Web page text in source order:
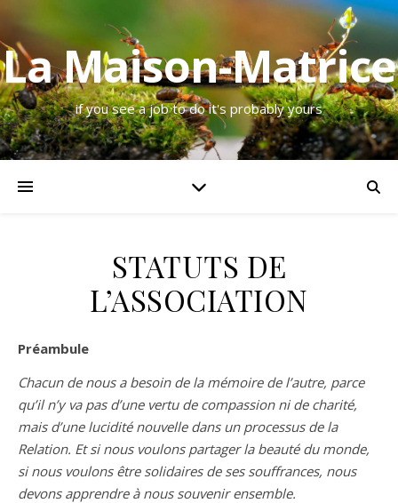
La Maison-Matrice
if you see a job to do it's probably yours
STATUTS DE
L’ASSOCIATION
Préambule
Chacun de nous a besoin de la mémoire de l’autre, parce
qu’il n’y va pas d’une vertu de compassion ni de charité,
mais d’une lucidité nouvelle dans un processus de la
Relation. Et si nous voulons partager la beauté du monde,
si nous voulons être solidaires de ses souffrances, nous
devons apprendre à nous souvenir ensemble.